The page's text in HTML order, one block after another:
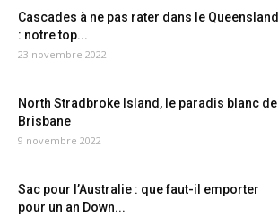
Cascades à ne pas rater dans le Queensland
: notre top...
23 novembre 2022
North Stradbroke Island, le paradis blanc de
Brisbane
9 novembre 2022
Sac pour l’Australie : que faut-il emporter
pour un an Down...